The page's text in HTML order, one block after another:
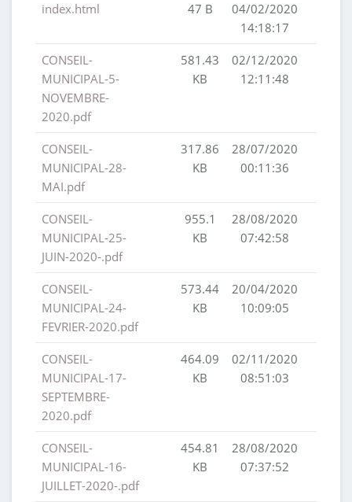
index.html 47 B
04/02/2020
14:18:17
CONSEIL-
MUNICIPAL-5-
NOVEMBRE-
2020.pdf
581.43
KB
02/12/2020
12:11:48
CONSEIL-
MUNICIPAL-28-
MAI.pdf
317.86
KB
28/07/2020
00:11:36
CONSEIL-
MUNICIPAL-25-
JUIN-2020-.pdf
955.1
KB
28/08/2020
07:42:58
CONSEIL-
MUNICIPAL-24-
FEVRIER-2020.pdf
573.44
KB
20/04/2020
10:09:05
CONSEIL-
MUNICIPAL-17-
SEPTEMBRE-
2020.pdf
464.09
KB
02/11/2020
08:51:03
CONSEIL-
MUNICIPAL-16-
JUILLET-2020-.pdf
454.81
KB
28/08/2020
07:37:52